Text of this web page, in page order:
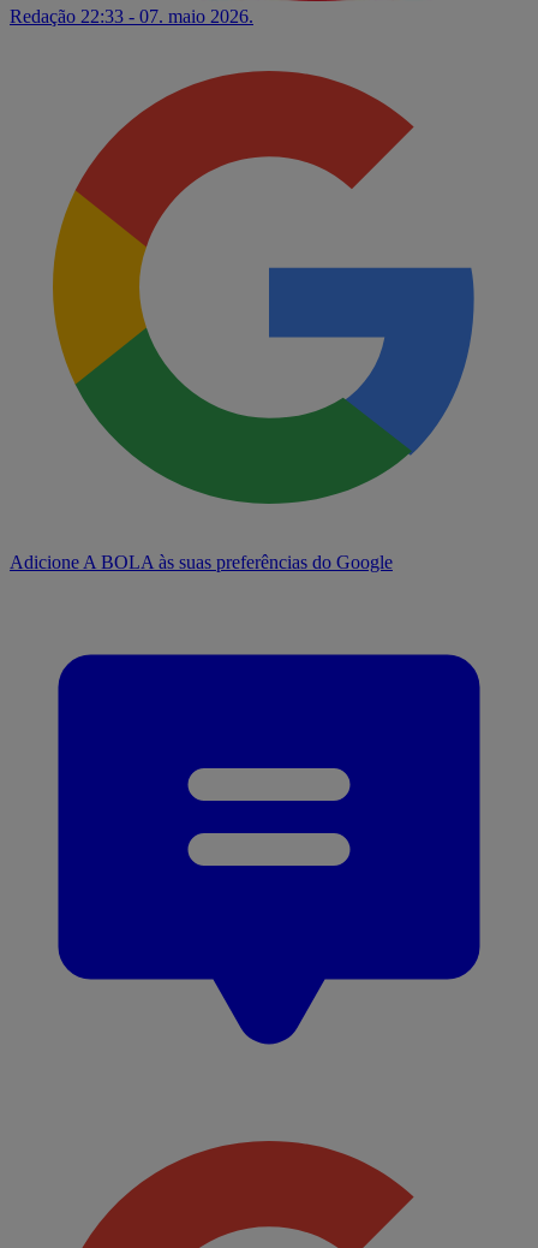
Redação 22:33 - 07. maio 2026.
Adicione A BOLA às suas preferências do Google